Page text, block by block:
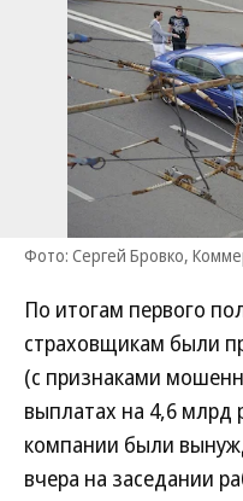
Фото: Сергей Бровко,
По итогам первого
страховщикам были
(с признаками
выплатах на 4,6 млрд
компании были
вчера на заседании